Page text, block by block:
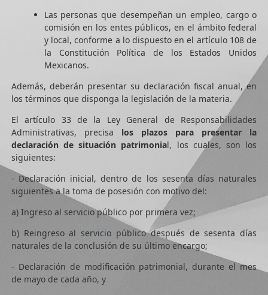
Las personas que desempeñan un empleo, cargo o
comisión en los entes públicos, en el ámbito federal
y local, conforme a lo dispuesto en el artículo 108 de
la Constitución Política de los Estados Unidos
Mexicanos.
Además, deberán presentar su declaración fiscal anual, en
los términos que disponga la legislación de la materia.
El artículo 33 de la Ley General de Responsabilidades
Administrativas, precisa los plazos para presentar la
declaración de situación patrimonial, los cuales, son los
siguientes:
- Declaración inicial, dentro de los sesenta días naturales
siguientes a la toma de posesión con motivo del:
a) Ingreso al servicio público por primera vez;
b) Reingreso al servicio público después de sesenta días
naturales de la conclusión de su último encargo;
- Declaración de modificación patrimonial, durante el mes
de mayo de cada año, y